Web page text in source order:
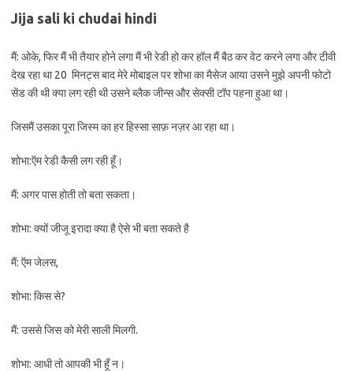
Jija sali ki chudai hindi
मैं: ओके, फिर मैं भी तैयार होने लगा मैं भी रेडी हो कर हॉल मैं बैठ कर वेट करने लगा और टीवी
देख रहा था 20 मिनट्स बाद मेरे मोबाइल पर शोभा का मैसेज आया उसने मुझे अपनी फोटो
सेंड की थी क्या लग रही थी उसने ब्लैक जीन्स और सेक्सी टॉप पहना हुआ था।
जिसमैं उसका पूरा जिस्म का हर हिस्सा साफ़ नज़र आ रहा था।
शोभा:ऍम रेडी कैसी लग रही हूँ।
मैं: अगर पास होती तो बता सकता।
शोभा: क्यों जीजू इरादा क्या है ऐसे भी बता सकते है
मैं: ऍम जेलस,
शोभा: किस से?
मैं: उससे जिस को मेरी साली मिलगी.
शोभा: आधी तो आपकी भी हूँ न।